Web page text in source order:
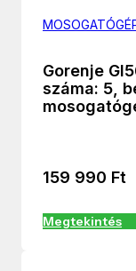
Gorenje
száma: 5,
159 990 Ft
Megtekintés